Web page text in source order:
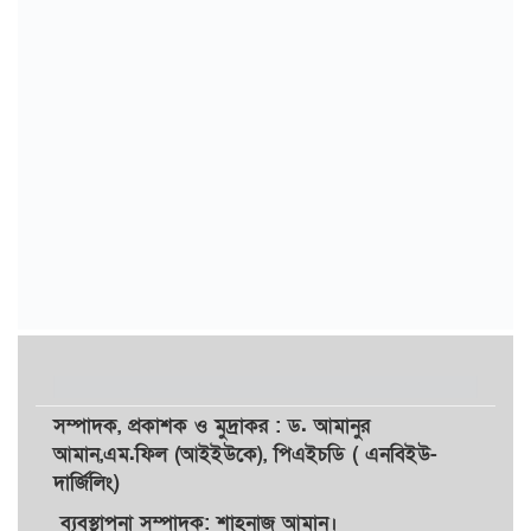
সম্পাদক, প্রকাশকওমুদ্রাকর: ড. আমানুর
আমান,এম.ফিল (আইইউকে), পিএইচডি ( এনবিইউ-
দার্জিলিং)
ব্যবস্থাপনা সম্পাদক: শাহনাজ আমান।